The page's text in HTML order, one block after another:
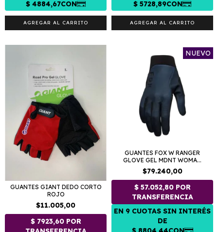
AGREGAR AL CARRITO AGREGAR AL CARRITO
GUANTES GIANT DEDO CORTO
ROJO
$11.005,00
NUEVO
GUANTES FOX W RANGER
GLOVE GEL MDNT WOMA...
$79.240,00